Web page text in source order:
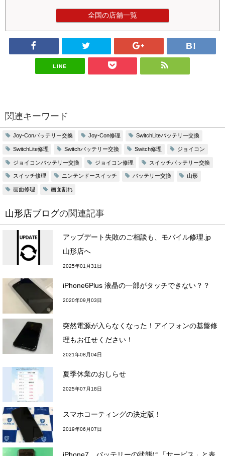
全国の店舗一覧
LINE
関連キーワード
Joy-Conバッテリー交換 Joy-Con修理 SwitchLiteバッテリー交換
SwitchLite修理 Switchバッテリー交換 Switch修理 ジョイコン
ジョイコンバッテリー交換 ジョイコン修理 スイッチバッテリー交換
スイッチ修理 ニンテンドースイッチ バッテリー交換 山形
画面修理 画面割れ
山形店ブログの関連記事
アップデート失敗のご相談も、モバイル修理.jp
山形店へ
2025年01月31日
iPhone6Plus 液晶の一部がタッチできない？？
2020年09月03日
突然電源が入らなくなった！アイフォンの基盤修
理もお任せください！
2021年08月04日
夏季休業のおしらせ
2025年07月18日
スマホコーティングの決定版！
2019年06月07日